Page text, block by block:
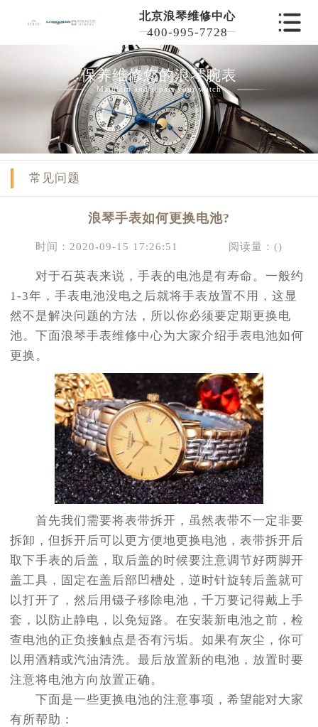
北京浪琴维修中心
400-995-7728
保养维修您的浪琴腕表
Maintain and repair your watch
常见问题
浪琴手表如何更换电池?
时间：2020-09-15 17:26:51 阅读量：()
对于石英表来说，手表的电池是有寿命。一般约
1-3年，手表电池没电之后就将手表放置不用，这显
然不是解决问题的方法，所以你必须要定期更换电
池。下面浪琴手表维修中心为大家介绍手表电池如何
更换。
首先我们需要将表带拆开，虽然表带不一定非要
拆卸，但拆开后可以更方便地更换电池，表带拆开后
取下手表的后盖，取后盖的时候要注意调节好两脚开
盖工具，固定在盖后部凹槽处，逆时针旋转后盖就可
以打开了，然后用镊子移除电池，千万要记得戴上手
套，以防止静电，以免短路。在安装新电池之前，检
查电池的正负接触点是否有污垢。如果有灰尘，你可
以用酒精或汽油清洗。最后放置新的电池，放置时要
注意将电池方向放置正确。
下面是一些更换电池的注意事项，希望能对大家
有所帮助：